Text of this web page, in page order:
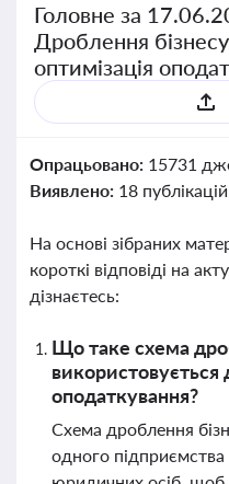
Головне за
Дроблення
оптимізація
Опрацьовано: 15731
Виявлено: 18
На основі зібраних
короткі відповіді на
дізнаєтесь:
Що таке схема
використовується
оподаткування?
Схема дроблення
одного